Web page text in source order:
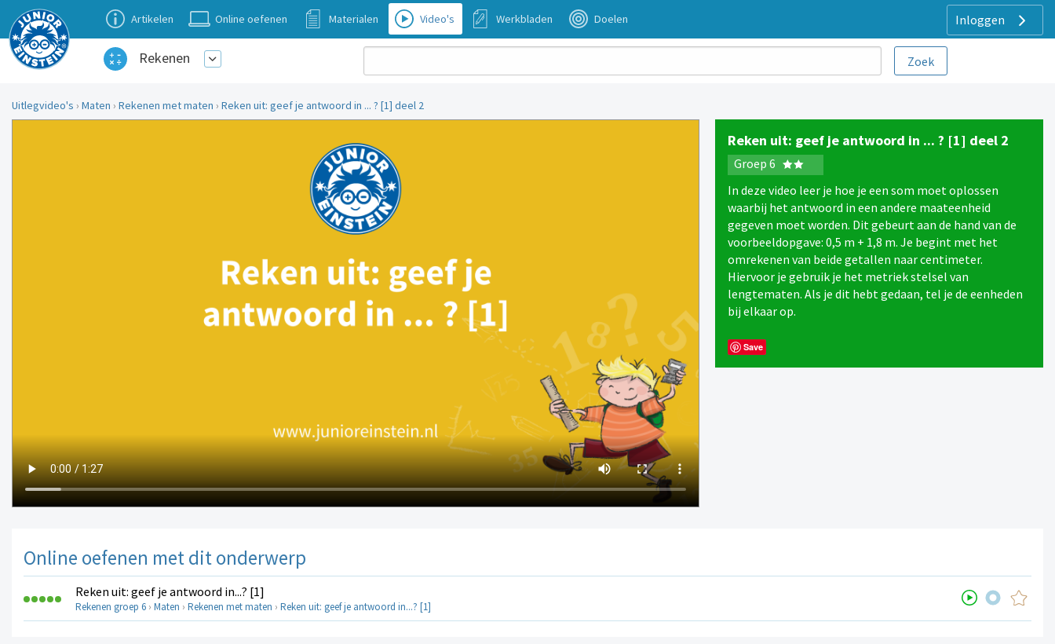
Inloggen
Artikelen Online oefenen Materialen Video's Werkbladen Doelen
Rekenen
Uitlegvideo's › Maten › Rekenen met maten › Reken uit: geef je antwoord in ... ? [1] deel 2
Reken uit: geef je antwoord in ... ? [1] deel 2
Groep 6
In deze video leer je hoe je een som moet oplossen
waarbij het antwoord in een andere maateenheid
gegeven moet worden. Dit gebeurt aan de hand van de
voorbeeldopgave: 0,5 m + 1,8 m. Je begint met het
omrekenen van beide getallen naar centimeter.
Hiervoor je gebruik je het metriek stelsel van
lengtematen. Als je dit hebt gedaan, tel je de eenheden
bij elkaar op.
Save
Online oefenen met dit onderwerp
Reken uit: geef je antwoord in...? [1]
Rekenen groep 6 › Maten › Rekenen met maten › Reken uit: geef je antwoord in...? [1]